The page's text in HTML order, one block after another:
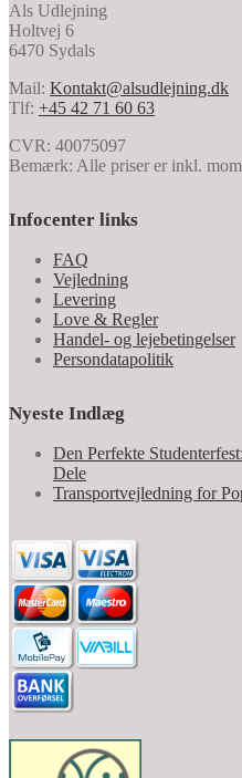
Als Udlejning
Holtvej 6
6470 Sydals
Mail: Kontakt@alsudlejning.dk
Tlf: +45 42 71 60 63
CVR: 40075097
Bemærk: Alle priser er inkl.
Infocenter links
FAQ
Vejledning
Levering
Love & Regler
Handel- og lejebetingelser
Persondatapolitik
Nyeste Indlæg
Den Perfekte
Dele
Transportvejledning for